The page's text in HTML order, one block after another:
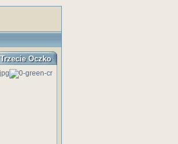
Trzecie Oczko